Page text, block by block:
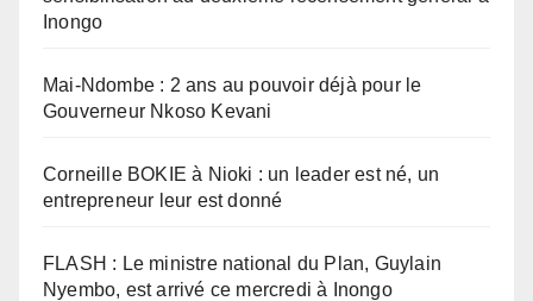
Inongo
Mai-Ndombe : 2 ans au pouvoir déjà pour le
Gouverneur Nkoso Kevani
Corneille BOKIE à Nioki : un leader est né, un
entrepreneur leur est donné
FLASH : Le ministre national du Plan, Guylain
Nyembo, est arrivé ce mercredi à Inongo